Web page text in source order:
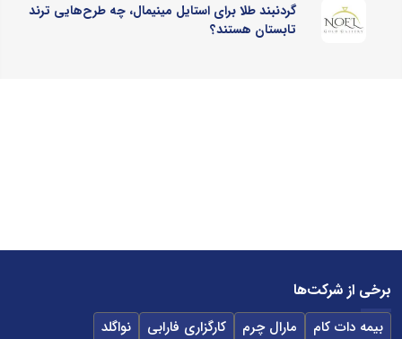
گردنبند طلا برای استایل مینیمال، چه طرح‌هایی ترند
تابستان هستند؟
برخی از شرکت‌ها
بیمه دات کام مارال چرم کارگزاری فارابی
نواگلد